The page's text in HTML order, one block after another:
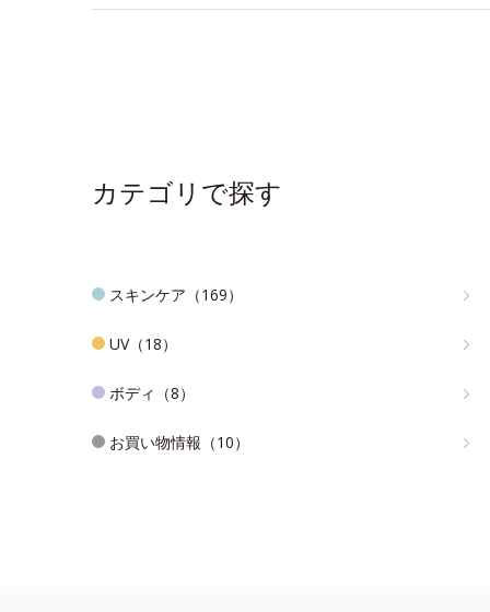
カテゴリで探す
スキンケア（169）
UV（18）
ボディ（8）
お買い物情報（10）